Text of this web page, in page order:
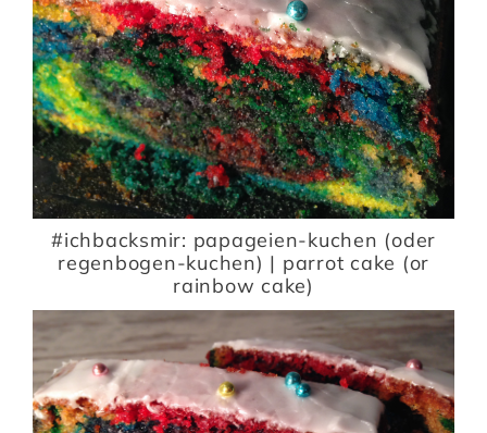
#ichbacksmir: papageien-kuchen (oder
regenbogen-kuchen) | parrot cake (or
rainbow cake)